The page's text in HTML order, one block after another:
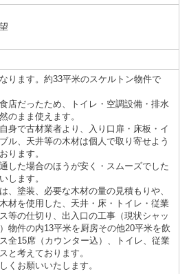
ります。約33平米のスケルトン物件で
店だったため、トイレ・空調設備・排水
のまま使えます。
身で古材業者より、入り口扉・床板・イ
ル、天井等の木材は個人で取り寄せよう
ります。
した場合のほうが安く・スムーズでした
します。
、塗装、必要な木材の量の見積もりや、
材を使用した、天井・床・トイレ・従業
等の仕切り、出入口の工事（現状シャッ
物件の内13平米を厨房その他20平米を飲
全15席（カウンター込）、トイレ、従業
と考えております。
くお願いいたします。